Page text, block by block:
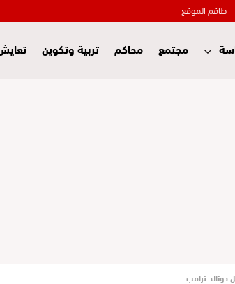
طاقم الموقع
مجتمع محاكم تربية وتكوين
دونالد ترامب